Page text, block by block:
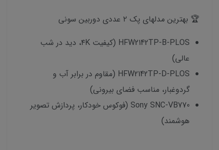
🏆 بهترین مدلهای پک ۲ عددی دوربین سونی
HFW2142TP-B-PLOS (کیفیت ۴K، دید در شب
عالی)
HFW2142TP-D-PLOS (مقاوم در برابر آب و
گردوغبار، مناسب فضای بیرونی)
Sony SNC-VB770 (فوکوس خودکار، پردازش تصویر
هوشمند)